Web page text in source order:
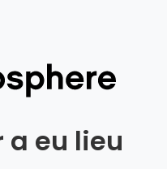
a eu lieu